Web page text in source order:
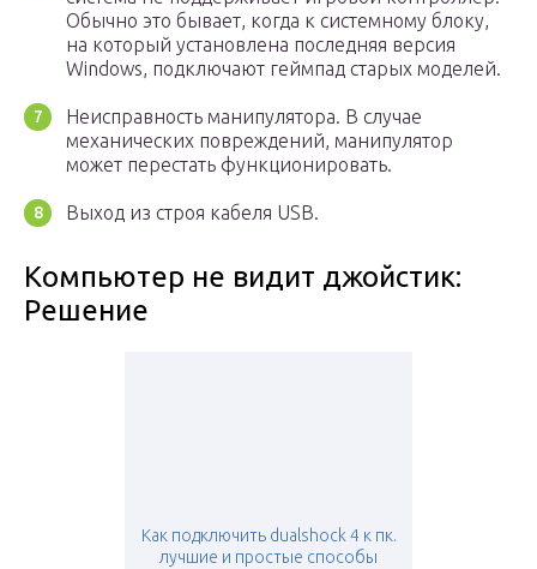
Обычно это бывает, когда к системному блоку,
на который установлена последняя версия
Windows, подключают геймпад старых моделей.
Неисправность манипулятора. В случае
механических повреждений, манипулятор
может перестать функционировать.
Выход из строя кабеля USB.
Компьютер не видит джойстик:
Решение
Как подключить dualshock 4 к пк.
лучшие и простые способы